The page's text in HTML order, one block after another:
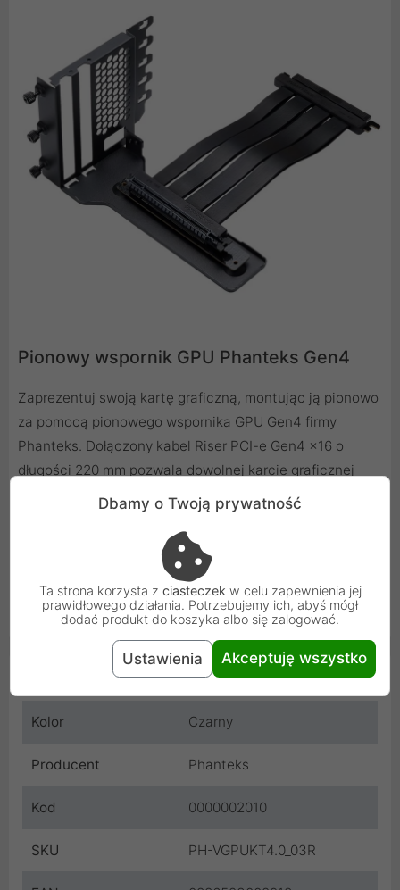
Pionowy wspornik GPU Phanteks Gen4
Zaprezentuj swoją kartę graficzną, montując ją pionowo
za pomocą pionowego wspornika GPU Gen4 firmy
Phanteks. Dołączony kabel Riser PCI-e Gen4 x16 o
długości 220 mm pozwala dowolnej karcie graficznej
Gen4 działać z pełną prędkością bez żadnych
kompromisów. Jego dwuwarstwowa konstrukcja i
indywidualnie ekranowane kable zapewniają wysoki
poziom stabilności i integralności sygnału dla stabilnego
działania systemu.
Cechy produktu
Kolor Czarny
Producent Phanteks
Kod 0000002010
SKU PH-VGPUKT4.0_03R
Dbamy o Twoją prywatność
Ta strona korzysta z ciasteczek w celu zapewnienia jej
prawidłowego działania. Potrzebujemy ich, abyś mógł
dodać produkt do koszyka albo się zalogować.
Ustawienia Akceptuję wszystko